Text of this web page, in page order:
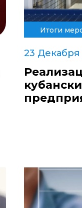
Итоги
23 Декабря